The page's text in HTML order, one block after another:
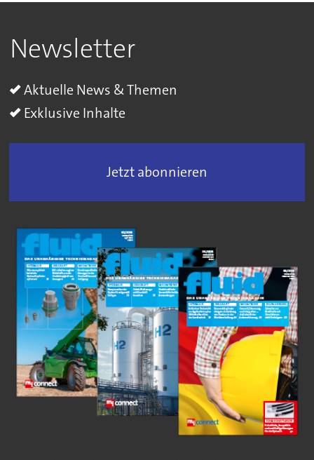
Newsletter
Aktuelle News & Themen
Exklusive Inhalte
Jetzt abonnieren